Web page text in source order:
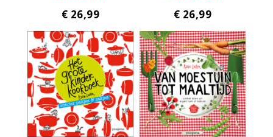
€ 26,99 € 26,99